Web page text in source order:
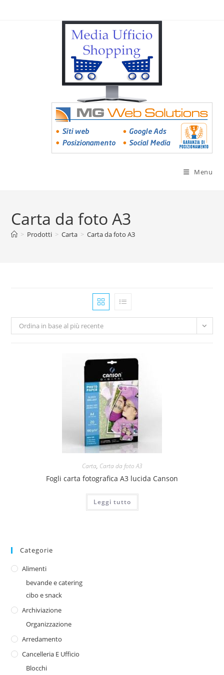
Menu
Carta da foto A3
> Prodotti > Carta > Carta da foto A3
Ordina in base al più recente
Carta, Carta da foto A3
Fogli carta fotografica A3 lucida Canson
Leggi tutto
Categorie
Alimenti
bevande e catering
cibo e snack
Archiviazione
Organizzazione
Arredamento
Cancelleria E Ufficio
Blocchi